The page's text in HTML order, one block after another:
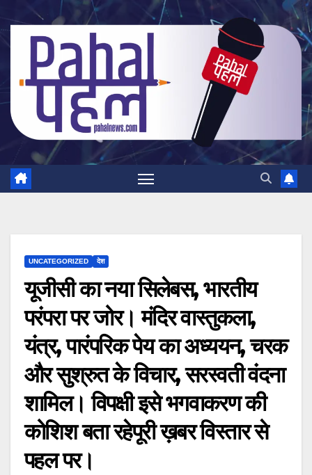
to
UNCATEGORIZED देश
यूजीसी का नया सिलेबस, भारतीय
परंपरा पर जोर। मंदिर वास्तुकला,
यंत्र, पारंपरिक पेय का अध्ययन, चरक
और सुश्रुत के विचार, सरस्वती वंदना
शामिल। विपक्षी इसे भगवाकरण की
कोशिश बता रहेपूरी ख़बर विस्तार से
पहल पर।